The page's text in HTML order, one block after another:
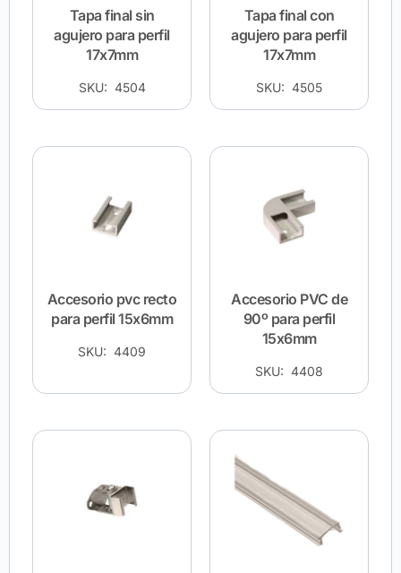
Tapa final sin
agujero para perfil
17x7mm
SKU: 4504
Tapa final con
agujero para perfil
17x7mm
SKU: 4505
Accesorio pvc recto
para perfil 15x6mm
SKU: 4409
Accesorio PVC de
90º para perfil
15x6mm
SKU: 4408